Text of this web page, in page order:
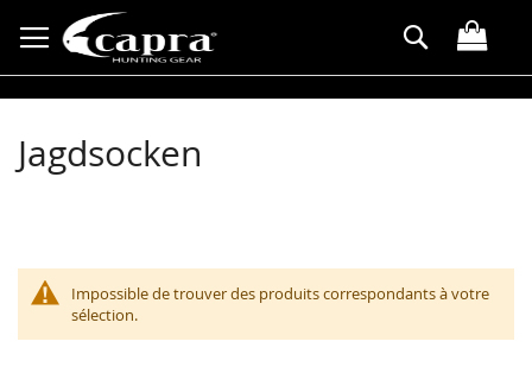
au
contenu
Rechercher
Jagdsocken
Impossible de trouver des produits correspondants à votre
sélection.